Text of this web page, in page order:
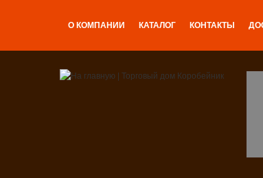
О КОМПАНИИ КАТАЛОГ КОНТАКТЫ